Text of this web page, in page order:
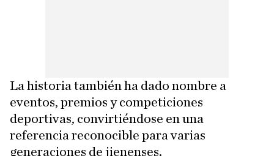
La historia también ha dado nombre a
eventos, premios y competiciones
deportivas, convirtiéndose en una
referencia reconocible para varias
generaciones de jienenses.